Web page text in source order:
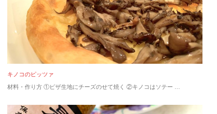
キノコのピッツァ
材料・作り方 ①ピザ生地にチーズのせて焼く ②キノコはソテー …